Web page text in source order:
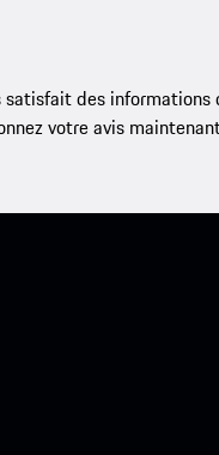
satisfait des
votre avis